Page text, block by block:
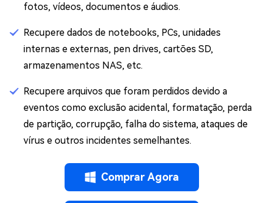
fotos, vídeos, documentos e áudios.
Recupere dados de notebooks, PCs, unidades
internas e externas, pen drives, cartões SD,
armazenamentos NAS, etc.
Recupere arquivos que foram perdidos devido a
eventos como exclusão acidental, formatação, perda
de partição, corrupção, falha do sistema, ataques de
vírus e outros incidentes semelhantes.
Comprar Agora